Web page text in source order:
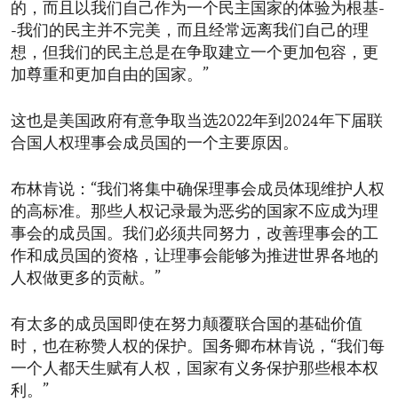
的，而且以我们自己作为一个民主国家的体验为根基-
-我们的民主并不完美，而且经常远离我们自己的理
想，但我们的民主总是在争取建立一个更加包容，更
加尊重和更加自由的国家。”
这也是美国政府有意争取当选2022年到2024年下届联
合国人权理事会成员国的一个主要原因。
布林肯说：“我们将集中确保理事会成员体现维护人权
的高标准。那些人权记录最为恶劣的国家不应成为理
事会的成员国。我们必须共同努力，改善理事会的工
作和成员国的资格，让理事会能够为推进世界各地的
人权做更多的贡献。”
有太多的成员国即使在努力颠覆联合国的基础价值
时，也在称赞人权的保护。国务卿布林肯说，“我们每
一个人都天生赋有人权，国家有义务保护那些根本权
利。”